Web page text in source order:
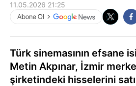
11.05.2026 21:25
Türk sinemasının efsane
Metin Akpınar, İzmir
şirketindeki hisselerini